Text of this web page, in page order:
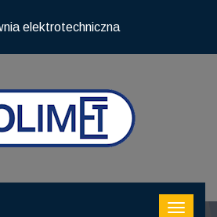
elektrotechniczna